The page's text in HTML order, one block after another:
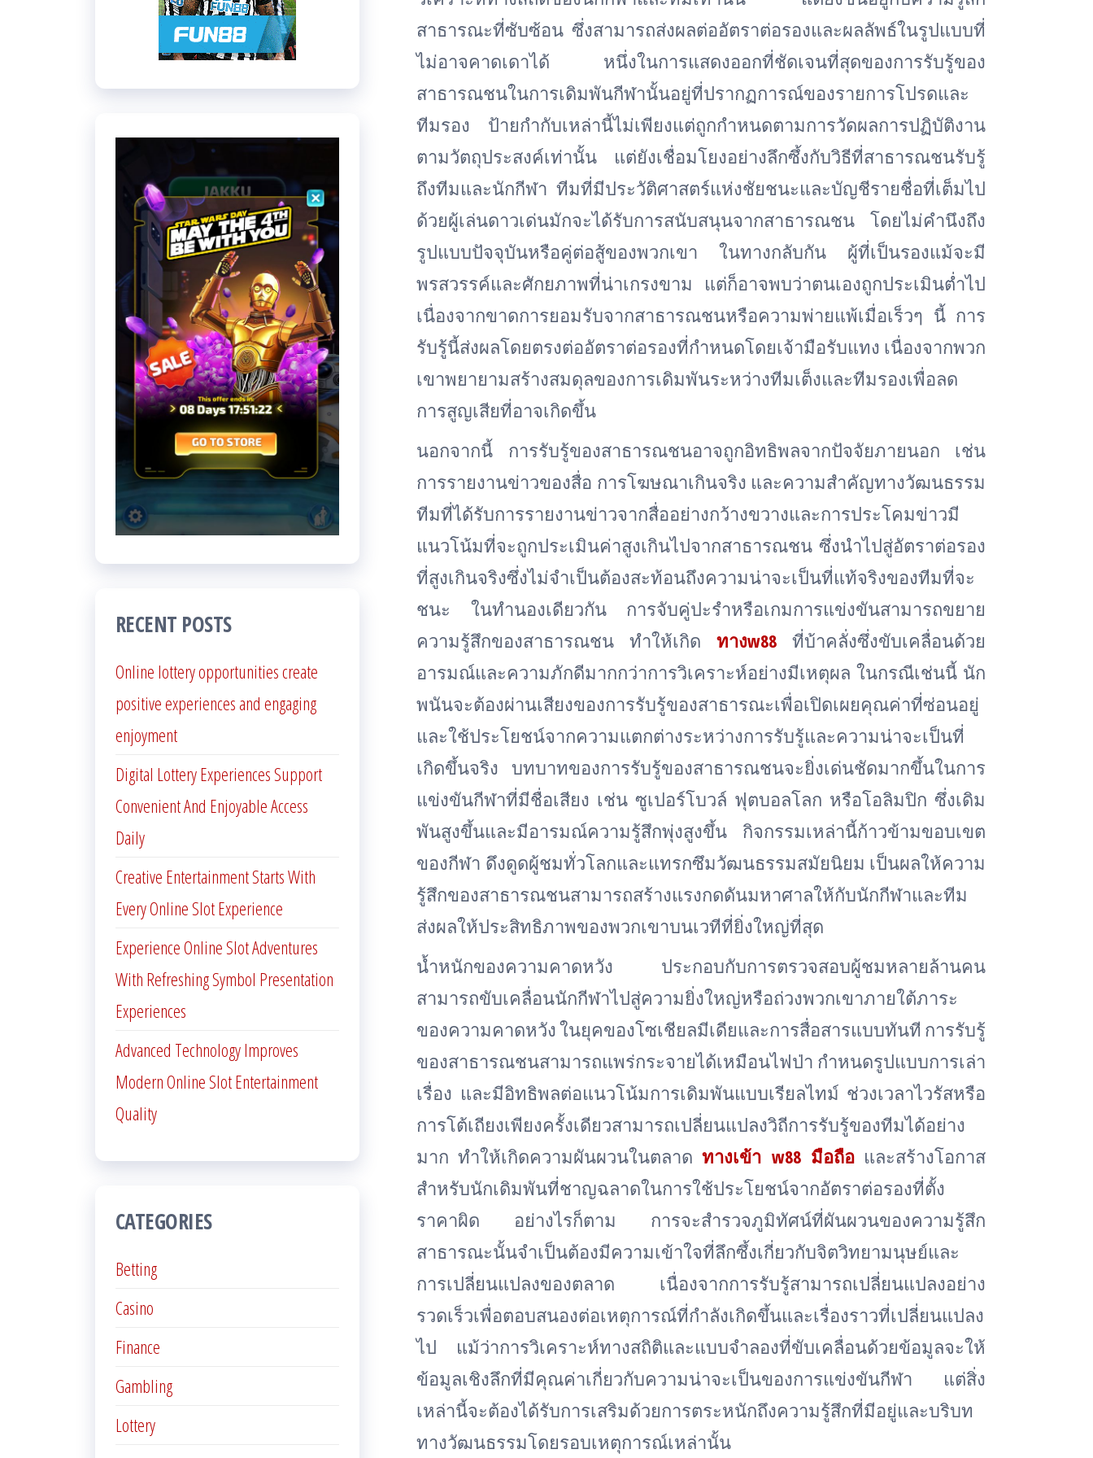
สาธารณะที่ซับซ้อน ซึ่งสามารถส่งผลต่ออัตราต่อรองและผลลัพธ์ในรูปแบบที่
ไม่อาจคาดเดาได้ หนึ่งในการแสดงออกที่ชัดเจนที่สุดของการรับรู้ของ
สาธารณชนในการเดิมพันกีฬานั้นอยู่ที่ปรากฏการณ์ของรายการโปรดและ
ทีมรอง ป้ายกำกับเหล่านี้ไม่เพียงแต่ถูกกำหนดตามการวัดผลการปฏิบัติงาน
ตามวัตถุประสงค์เท่านั้น แต่ยังเชื่อมโยงอย่างลึกซึ้งกับวิธีที่สาธารณชนรับรู้
ถึงทีมและนักกีฬา ทีมที่มีประวัติศาสตร์แห่งชัยชนะและบัญชีรายชื่อที่เต็มไป
ด้วยผู้เล่นดาวเด่นมักจะได้รับการสนับสนุนจากสาธารณชน โดยไม่คำนึงถึง
รูปแบบปัจจุบันหรือคู่ต่อสู้ของพวกเขา ในทางกลับกัน ผู้ที่เป็นรองแม้จะมี
พรสวรรค์และศักยภาพที่น่าเกรงขาม แต่ก็อาจพบว่าตนเองถูกประเมินต่ำไป
เนื่องจากขาดการยอมรับจากสาธารณชนหรือความพ่ายแพ้เมื่อเร็วๆ นี้ การ
รับรู้นี้ส่งผลโดยตรงต่ออัตราต่อรองที่กำหนดโดยเจ้ามือรับแทง เนื่องจากพวก
เขาพยายามสร้างสมดุลของการเดิมพันระหว่างทีมเต็งและทีมรองเพื่อลด
การสูญเสียที่อาจเกิดขึ้น
นอกจากนี้ การรับรู้ของสาธารณชนอาจถูกอิทธิพลจากปัจจัยภายนอก เช่น
การรายงานข่าวของสื่อ การโฆษณาเกินจริง และความสำคัญทางวัฒนธรรม
ทีมที่ได้รับการรายงานข่าวจากสื่ออย่างกว้างขวางและการประโคมข่าวมี
แนวโน้มที่จะถูกประเมินค่าสูงเกินไปจากสาธารณชน ซึ่งนำไปสู่อัตราต่อรอง
ที่สูงเกินจริงซึ่งไม่จำเป็นต้องสะท้อนถึงความน่าจะเป็นที่แท้จริงของทีมที่จะ
ชนะ ในทำนองเดียวกัน การจับคู่ปะรำหรือเกมการแข่งขันสามารถขยาย
ความรู้สึกของสาธารณชน ทำให้เกิด ทางw88 ที่บ้าคลั่งซึ่งขับเคลื่อนด้วย
อารมณ์และความภักดีมากกว่าการวิเคราะห์อย่างมีเหตุผล ในกรณีเช่นนี้ นัก
พนันจะต้องผ่านเสียงของการรับรู้ของสาธารณะเพื่อเปิดเผยคุณค่าที่ซ่อนอยู่
และใช้ประโยชน์จากความแตกต่างระหว่างการรับรู้และความน่าจะเป็นที่
เกิดขึ้นจริง บทบาทของการรับรู้ของสาธารณชนจะยิ่งเด่นชัดมากขึ้นในการ
แข่งขันกีฬาที่มีชื่อเสียง เช่น ซูเปอร์โบวล์ ฟุตบอลโลก หรือโอลิมปิก ซึ่งเดิม
พันสูงขึ้นและมีอารมณ์ความรู้สึกพุ่งสูงขึ้น กิจกรรมเหล่านี้ก้าวข้ามขอบเขต
ของกีฬา ดึงดูดผู้ชมทั่วโลกและแทรกซึมวัฒนธรรมสมัยนิยม เป็นผลให้ความ
รู้สึกของสาธารณชนสามารถสร้างแรงกดดันมหาศาลให้กับนักกีฬาและทีม
ส่งผลให้ประสิทธิภาพของพวกเขาบนเวทีที่ยิ่งใหญ่ที่สุด
น้ำหนักของความคาดหวัง ประกอบกับการตรวจสอบผู้ชมหลายล้านคน
สามารถขับเคลื่อนนักกีฬาไปสู่ความยิ่งใหญ่หรือถ่วงพวกเขาภายใต้ภาระ
ของความคาดหวัง ในยุคของโซเชียลมีเดียและการสื่อสารแบบทันที การรับรู้
ของสาธารณชนสามารถแพร่กระจายได้เหมือนไฟป่า กำหนดรูปแบบการเล่า
เรื่อง และมีอิทธิพลต่อแนวโน้มการเดิมพันแบบเรียลไทม์ ช่วงเวลาไวรัสหรือ
การโต้เถียงเพียงครั้งเดียวสามารถเปลี่ยนแปลงวิถีการรับรู้ของทีมได้อย่าง
มาก ทำให้เกิดความผันผวนในตลาดทางเข้า w88 มือถือและสร้างโอกาส
สำหรับนักเดิมพันที่ชาญฉลาดในการใช้ประโยชน์จากอัตราต่อรองที่ตั้ง
ราคาผิด อย่างไรก็ตาม การจะสำรวจภูมิทัศน์ที่ผันผวนของความรู้สึก
สาธารณะนั้นจำเป็นต้องมีความเข้าใจที่ลึกซึ้งเกี่ยวกับจิตวิทยามนุษย์และ
การเปลี่ยนแปลงของตลาด เนื่องจากการรับรู้สามารถเปลี่ยนแปลงอย่าง
รวดเร็วเพื่อตอบสนองต่อเหตุการณ์ที่กำลังเกิดขึ้นและเรื่องราวที่เปลี่ยนแปลง
ไป แม้ว่าการวิเคราะห์ทางสถิติและแบบจำลองที่ขับเคลื่อนด้วยข้อมูลจะให้
ข้อมูลเชิงลึกที่มีคุณค่าเกี่ยวกับความน่าจะเป็นของการแข่งขันกีฬา แต่สิ่ง
เหล่านี้จะต้องได้รับการเสริมด้วยการตระหนักถึงความรู้สึกที่มีอยู่และบริบท
ทางวัฒนธรรมโดยรอบเหตุการณ์เหล่านั้น
RECENT POSTS
Online lottery opportunities create
positive experiences and engaging
enjoyment
Digital Lottery Experiences Support
Convenient And Enjoyable Access
Daily
Creative Entertainment Starts With
Every Online Slot Experience
Experience Online Slot Adventures
With Refreshing Symbol Presentation
Experiences
Advanced Technology Improves
Modern Online Slot Entertainment
Quality
CATEGORIES
Betting
Casino
Finance
Gambling
Lottery